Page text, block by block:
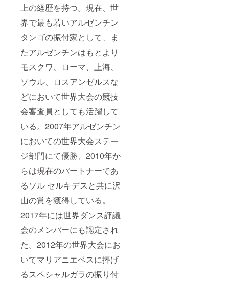
上の経歴を持つ。現在、世
界で最も若いアルゼンチン
タンゴの振付家として、ま
たアルゼンチンはもとより
モスクワ、ローマ、上海、
ソウル、ロスアンゼルスな
どにおいて世界大会の競技
会審査員としても活躍して
いる。2007年アルゼンチン
においての世界大会ステー
ジ部門にて優勝、2010年か
らは現在のパートナーであ
るソル セルキデスと共に沢
山の賞を獲得している。
2017年には世界ダンス評議
会のメンバーにも認定され
た。2012年の世界大会にお
いてマリアニエベスに捧げ
るスペシャルガラの振り付